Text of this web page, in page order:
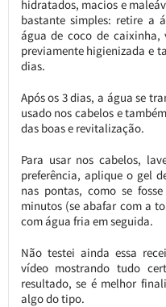
hidratados, macios e
bastante simples: retire a
água de coco de
previamente higienizada e
dias.
Após os 3 dias, a água se
usado nos cabelos e
das boas e revitalização.
Para usar nos cabelos,
preferência, aplique o gel
nas pontas, como se
minutos (se abafar com a
com água fria em seguida.
Não testei ainda essa
vídeo mostrando tudo
resultado, se é melhor
algo do tipo.